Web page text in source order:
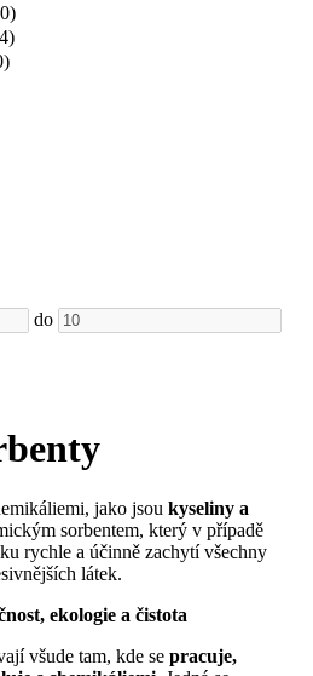
do
jako jsou kyseliny a
sorbentem, který v případě
rychle a účinně zachytí všechny
látek.
ekologie a čistota
všude tam, kde se pracuje,